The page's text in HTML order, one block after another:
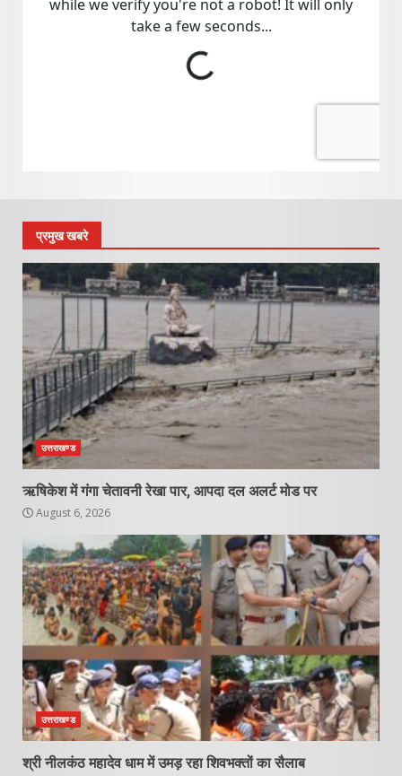
प्रमुख खबरे
उत्तराखण्ड
ऋषिकेश में गंगा चेतावनी रेखा पार, आपदा दल अलर्ट मोड पर
August 6, 2026
उत्तराखण्ड
श्री नीलकंठ महादेव धाम में उमड़ रहा शिवभक्तों का सैलाब